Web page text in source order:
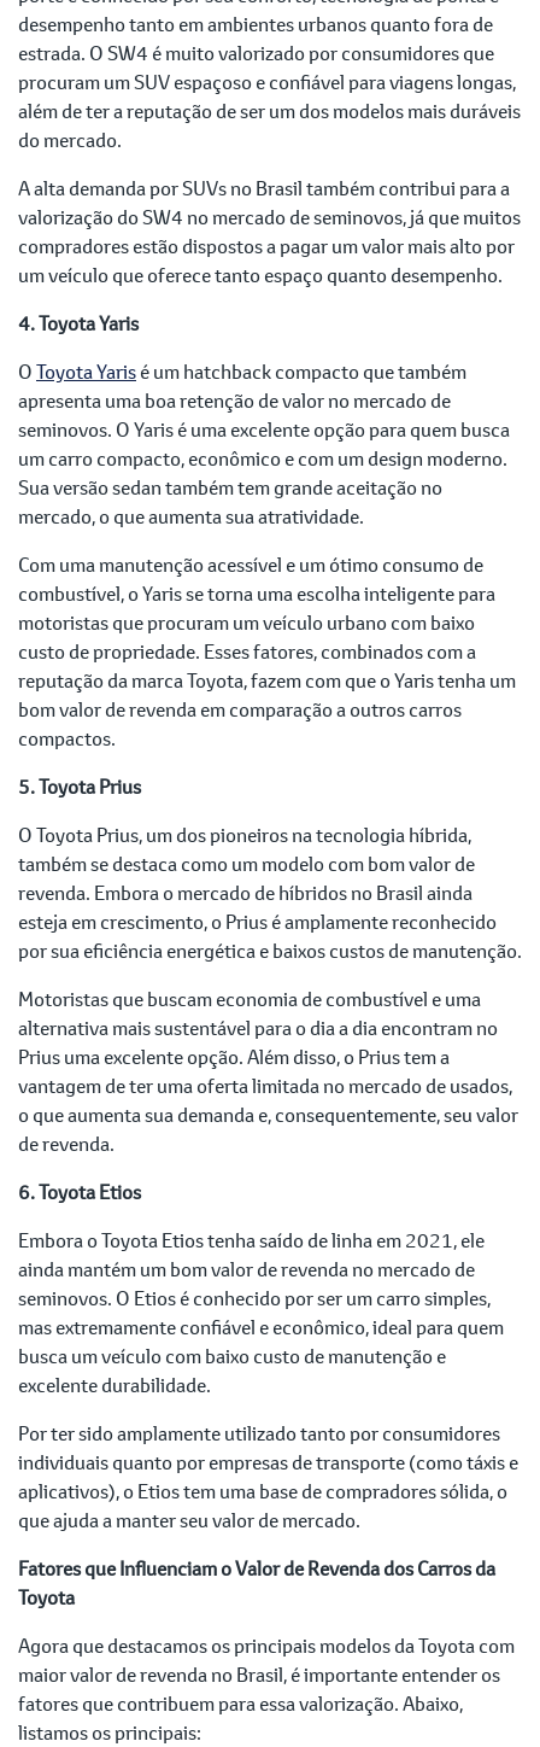
desempenho tanto em ambientes urbanos quanto fora de
estrada. O SW4 é muito valorizado por consumidores que
procuram um SUV espaçoso e confiável para viagens longas,
além de ter a reputação de ser um dos modelos mais duráveis
do mercado.
A alta demanda por SUVs no Brasil também contribui para a
valorização do SW4 no mercado de seminovos, já que muitos
compradores estão dispostos a pagar um valor mais alto por
um veículo que oferece tanto espaço quanto desempenho.
4. Toyota Yaris
OToyota Yarisé um hatchback compacto que também
apresenta uma boa retenção de valor no mercado de
seminovos. O Yaris é uma excelente opção para quem busca
um carro compacto, econômico e com um design moderno.
Sua versão sedan também tem grande aceitação no
mercado, o que aumenta sua atratividade.
Com uma manutenção acessível e um ótimo consumo de
combustível, o Yaris se torna uma escolha inteligente para
motoristas que procuram um veículo urbano com baixo
custo de propriedade. Esses fatores, combinados com a
reputação da marca Toyota, fazem com que o Yaris tenha um
bom valor de revenda em comparação a outros carros
compactos.
5. Toyota Prius
O Toyota Prius, um dos pioneiros na tecnologia híbrida,
também se destaca como um modelo com bom valor de
revenda. Embora o mercado de híbridos no Brasil ainda
esteja em crescimento, o Prius é amplamente reconhecido
por sua eficiência energética e baixos custos de manutenção.
Motoristas que buscam economia de combustível e uma
alternativa mais sustentável para o dia a dia encontram no
Prius uma excelente opção. Além disso, o Prius tem a
vantagem de ter uma oferta limitada no mercado de usados,
o que aumenta sua demanda e, consequentemente, seu valor
de revenda.
6. Toyota Etios
Embora o Toyota Etios tenha saído de linha em 2021, ele
ainda mantém um bom valor de revenda no mercado de
seminovos. O Etios é conhecido por ser um carro simples,
mas extremamente confiável e econômico, ideal para quem
busca um veículo com baixo custo de manutenção e
excelente durabilidade.
Por ter sido amplamente utilizado tanto por consumidores
individuais quanto por empresas de transporte (como táxis e
aplicativos), o Etios tem uma base de compradores sólida, o
que ajuda a manter seu valor de mercado.
Fatores que Influenciam o Valor de Revenda dos Carros da
Toyota
Agora que destacamos os principais modelos da Toyota com
maior valor de revenda no Brasil, é importante entender os
fatores que contribuem para essa valorização. Abaixo,
listamos os principais: